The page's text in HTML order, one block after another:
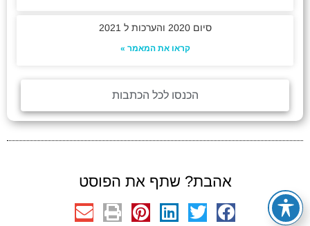
סיום 2020 והערכות ל 2021
קראו את המאמר »
הכנסו לכל הכתבות
אהבת? שתף את הפוסט